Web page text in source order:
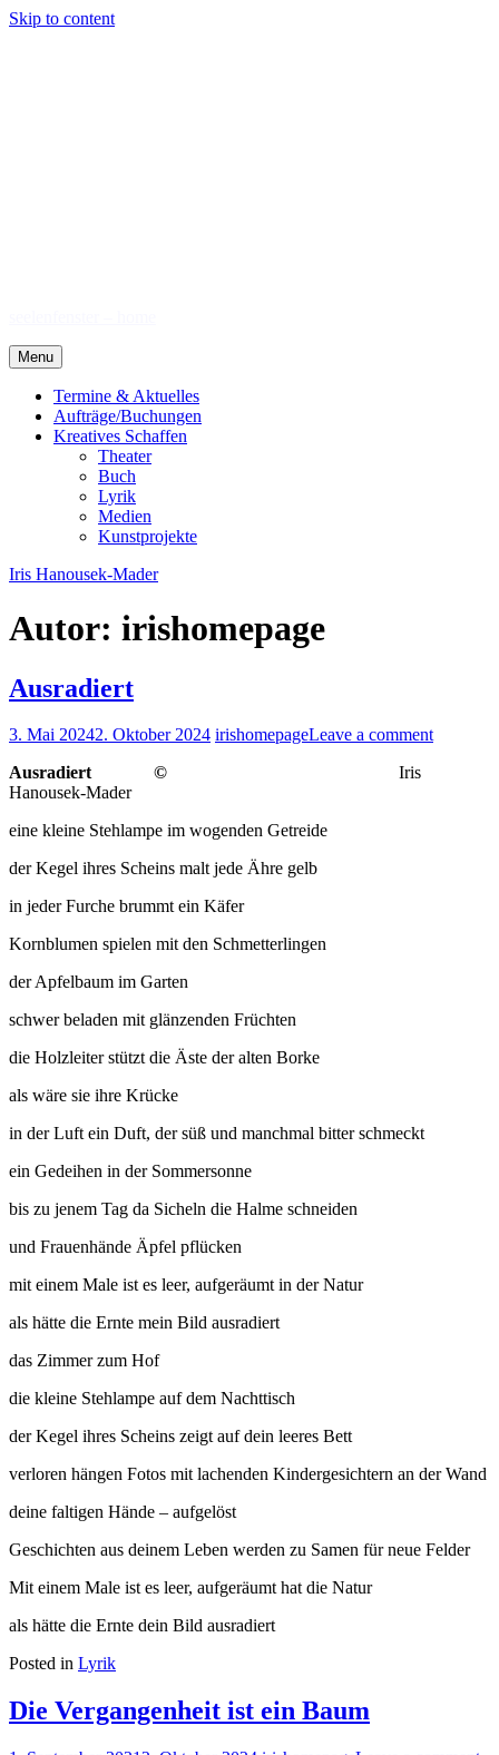
Skip to content
Menu
Termine & Aktuelles
Aufträge/Buchungen
Kreatives Schaffen
Theater
Buch
Lyrik
Medien
Kunstprojekte
Iris Hanousek-Mader
Autor: irishomepage
Ausradiert
3. Mai 20242. Oktober 2024 irishomepageLeave a comment
Ausradiert ©
Iris
Hanousek-Mader
eine kleine Stehlampe im wogenden Getreide
der Kegel ihres Scheins malt jede Ähre gelb
in jeder Furche brummt ein Käfer
Kornblumen spielen mit den Schmetterlingen
der Apfelbaum im Garten
schwer beladen mit glänzenden Früchten
die Holzleiter stützt die Äste der alten Borke
als wäre sie ihre Krücke
in der Luft ein Duft, der süß und manchmal bitter schmeckt
ein Gedeihen in der Sommersonne
bis zu jenem Tag da Sicheln die Halme schneiden
und Frauenhände Äpfel pflücken
mit einem Male ist es leer, aufgeräumt in der Natur
als hätte die Ernte mein Bild ausradiert
das Zimmer zum Hof
die kleine Stehlampe auf dem Nachttisch
der Kegel ihres Scheins zeigt auf dein leeres Bett
verloren hängen Fotos mit lachenden Kindergesichtern an der Wand
deine faltigen Hände – aufgelöst
Geschichten aus deinem Leben werden zu Samen für neue Felder
Mit einem Male ist es leer, aufgeräumt hat die Natur
als hätte die Ernte dein Bild ausradiert
Posted in Lyrik
Die Vergangenheit ist ein Baum